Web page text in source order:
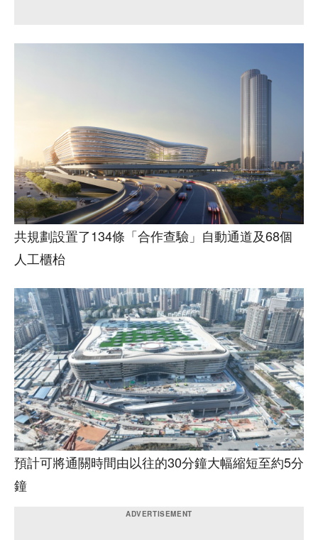
共規劃設置了134條「合作查驗」自動通道及68個
人工櫃枱
預計可將通關時間由以往的30分鐘大幅縮短至約5分
鐘